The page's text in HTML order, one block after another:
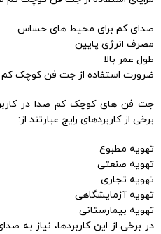
صدای کم برای محیط های حساس
مصرف انرژی پایین
طول عمر بالا
ضرورت استفاده از جت فن کوچک کم
جت فن های کوچک کم صدا در
برخی از کاربردهای رایج عبارتند از:
تهویه مطبوع
تهویه صنعتی
تهویه تجاری
تهویه آزمایشگاهی
تهویه بیمارستانی
در برخی از این کاربردها، نیاز به